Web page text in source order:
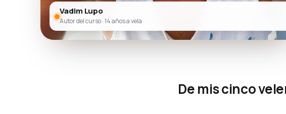
Vadim Lupo
Autor del curso · 14 años a vela
De mis cinco